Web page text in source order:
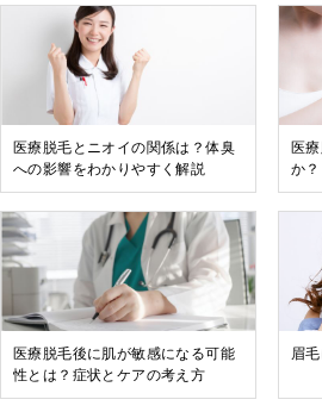
医療脱毛とニオイの関係は？体臭
への影響をわかりやすく解説
医
か？
医療脱毛後に肌が敏感になる可能
性とは？症状とケアの考え方
眉